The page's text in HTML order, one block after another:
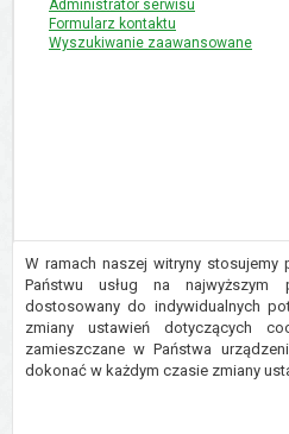
W ramach naszej witryny
Państwu usług na
dostosowany do indywidualnych
zmiany ustawień dotyczących
zamieszczane w Państwa
dokonać w każdym czasie zmiany
Administrator serwisu
Formularz kontaktu
Wyszukiwanie zaawansowane
Copyright © 2016
Projekt i wykonanie: